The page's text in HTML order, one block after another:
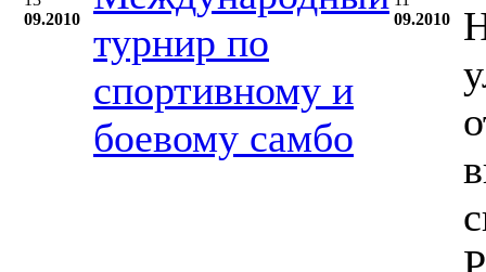
09.2010
турнир по
спортивному и
боевому самбо
09.2010